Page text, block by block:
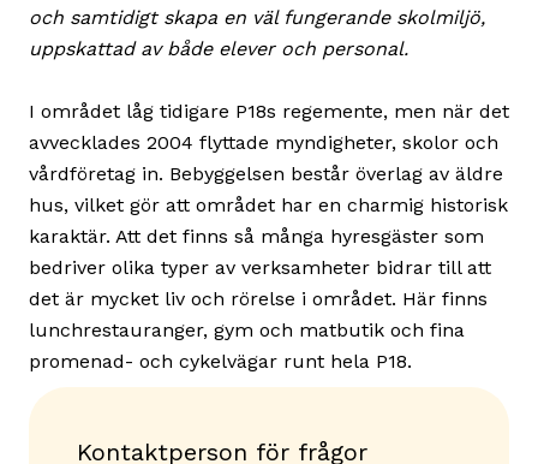
och samtidigt skapa en väl fungerande skolmiljö,
uppskattad av både elever och personal.
I området låg tidigare P18s regemente, men när det
avvecklades 2004 flyttade myndigheter, skolor och
vårdföretag in. Bebyggelsen består överlag av äldre
hus, vilket gör att området har en charmig historisk
karaktär. Att det finns så många hyresgäster som
bedriver olika typer av verksamheter bidrar till att
det är mycket liv och rörelse i området. Här finns
lunchrestauranger, gym och matbutik och fina
promenad- och cykelvägar runt hela P18.
Kontaktperson för frågor